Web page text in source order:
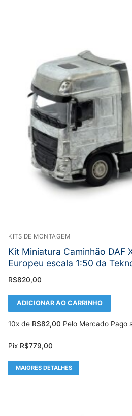
KITS DE MONTAGEM
Kit Miniatura Caminhão DAF
Europeu escala 1:50 da
R$820,00
ADICIONAR AO CARRINHO
10x de R$82,00 Pelo Mercado Pago
Pix R$779,00
MAIORES DETALHES